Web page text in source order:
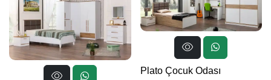
Plato Çocuk Odası